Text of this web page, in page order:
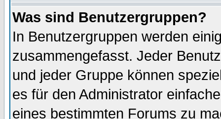
Was sind Benutzergruppen?
In Benutzergruppen werden
zusammengefasst. Jeder
und jeder Gruppe können
es für den Administrator
eines bestimmten Forums zu